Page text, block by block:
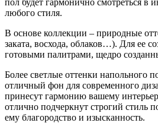
любого стиля.
В основе коллекции – природные
заката, восхода, облаков…). Для ее
готовыми палитрами, щедро
Более светлые оттенки напольного
отличный фон для современного
принесут гармонию вашему
отлично подчеркнут строгий стиль
ему благородство и изысканность.